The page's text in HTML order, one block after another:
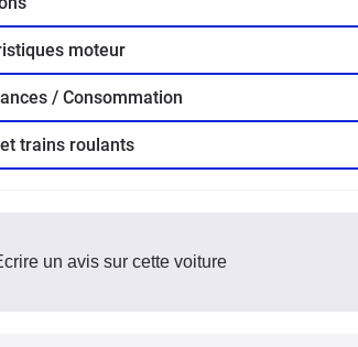
moteur
/ Consommation
trains roulants
un avis sur cette voiture